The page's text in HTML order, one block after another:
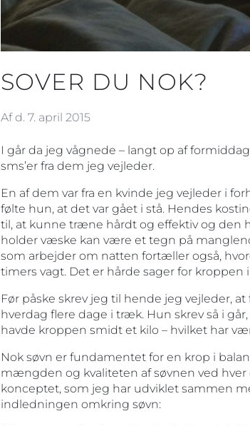
SOVER DU NOK?
Af d. 7. april 2015
I går da jeg vågnede – langt op af
sms’er fra dem jeg vejleder.
En af dem var fra en kvinde jeg vejleder i
følte hun, at det var gået i stå. Hendes
til, at kunne træne hårdt og effektiv og den
holder væske kan være et tegn på
som arbejder om natten fortæller også,
timers vagt. Det er hårde sager for kroppen
Før påske skrev jeg til hende jeg vejleder,
hverdag flere dage i træk. Hun skrev så i
havde kroppen smidt et kilo – hvilket har
Nok søvn er fundamentet for en krop i
mængden og kvaliteten af søvnen ved
konceptet, som jeg har udviklet sammen
indledningen omkring søvn: